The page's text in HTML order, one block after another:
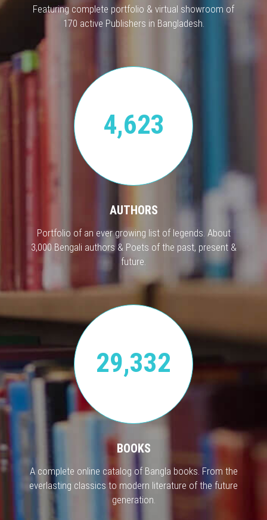
Featuring complete portfolio & virtual showroom of
170 active Publishers in Bangladesh.
4,623
AUTHORS
Portfolio of an ever growing list of legends. About
3,000 Bengali authors & Poets of the past, present &
future.
29,332
BOOKS
A complete online catalog of Bangla books. From the
everlasting classics to modern literature of the future
generation.